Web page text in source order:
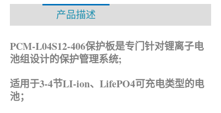
产品描述
PCM-L04S12-406保护板是专门针对锂离子电
池组设计的保护管理系统;
适用于3-4节LI-ion、LifePO4可充电类型的电
池；